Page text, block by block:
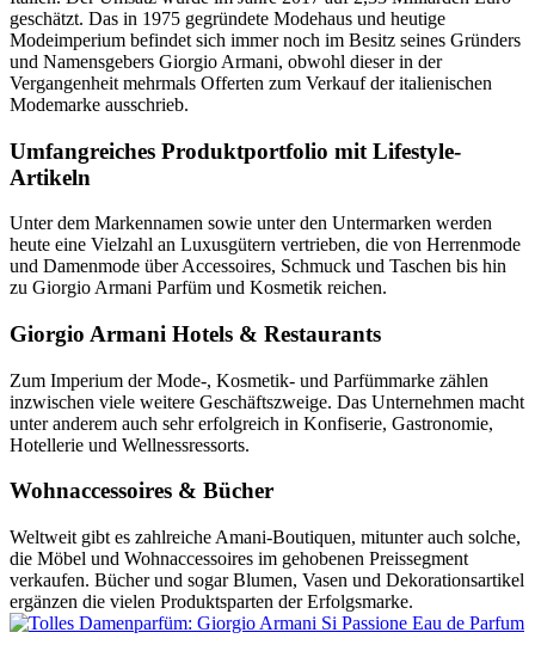
geschätzt. Das in 1975 gegründete Modehaus und heutige
Modeimperium befindet sich immer noch im Besitz seines Gründers
und Namensgebers Giorgio Armani, obwohl dieser in der
Vergangenheit mehrmals Offerten zum Verkauf der italienischen
Modemarke ausschrieb.
Umfangreiches Produktportfolio mit Lifestyle-
Artikeln
Unter dem Markennamen sowie unter den Untermarken werden
heute eine Vielzahl an Luxusgütern vertrieben, die von Herrenmode
und Damenmode über Accessoires, Schmuck und Taschen bis hin
zu Giorgio Armani Parfüm und Kosmetik reichen.
Giorgio Armani Hotels & Restaurants
Zum Imperium der Mode-, Kosmetik- und Parfümmarke zählen
inzwischen viele weitere Geschäftszweige. Das Unternehmen macht
unter anderem auch sehr erfolgreich in Konfiserie, Gastronomie,
Hotellerie und Wellnessressorts.
Wohnaccessoires & Bücher
Weltweit gibt es zahlreiche Amani-Boutiquen, mitunter auch solche,
die Möbel und Wohnaccessoires im gehobenen Preissegment
verkaufen. Bücher und sogar Blumen, Vasen und Dekorationsartikel
ergänzen die vielen Produktsparten der Erfolgsmarke.